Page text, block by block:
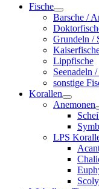
Fische
Barsche /
Grundeln /
Lippfische
Seenadeln
sonstige
Korallen
Anemonen
LPS